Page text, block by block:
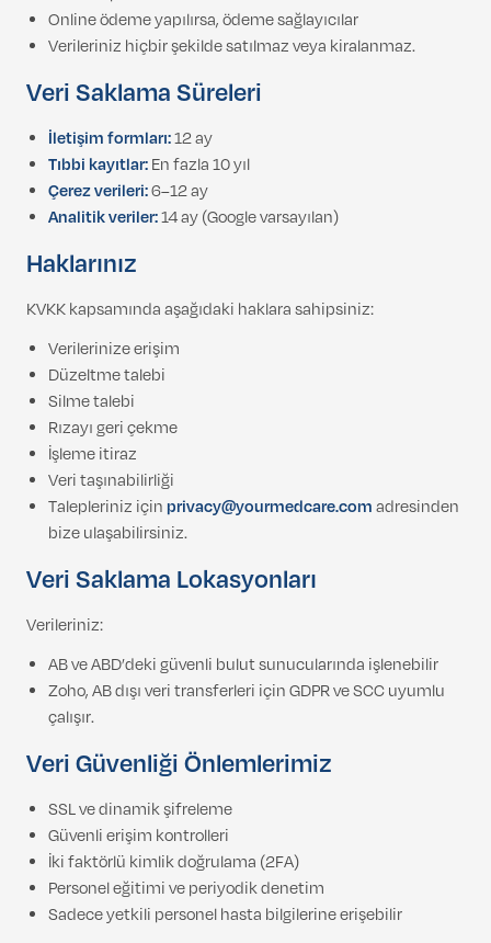
Online ödeme yapılırsa, ödeme sağlayıcılar
Verileriniz hiçbir şekilde satılmaz veya kiralanmaz.
Veri Saklama Süreleri
İletişim formları:12 ay
Tıbbi kayıtlar:En fazla 10 yıl
Çerez verileri:6–12 ay
Analitik veriler:14 ay (Google varsayılan)
Haklarınız
KVKK kapsamında aşağıdaki haklara sahipsiniz:
Verilerinize erişim
Düzeltme talebi
Silme talebi
Rızayı geri çekme
İşleme itiraz
Veri taşınabilirliği
Talepleriniz içinprivacy@yourmedcare.comadresinden
bize ulaşabilirsiniz.
Veri Saklama Lokasyonları
Verileriniz:
AB ve ABD’deki güvenli bulut sunucularında işlenebilir
Zoho, AB dışı veri transferleri için GDPR ve SCC uyumlu
çalışır.
Veri Güvenliği Önlemlerimiz
SSL ve dinamik şifreleme
Güvenli erişim kontrolleri
İki faktörlü kimlik doğrulama (2FA)
Personel eğitimi ve periyodik denetim
Sadece yetkili personel hasta bilgilerine erişebilir